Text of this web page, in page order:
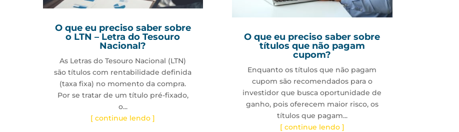
O que eu preciso saber sobre
o LTN – Letra do Tesouro
Nacional?
As Letras do Tesouro Nacional (LTN)
são títulos com rentabilidade definida
(taxa fixa) no momento da compra.
Por se tratar de um título pré-fixado,
o...
[ continue lendo ]
O que eu preciso saber sobre
títulos que não pagam
cupom?
Enquanto os títulos que não pagam
cupom são recomendados para o
investidor que busca oportunidade de
ganho, pois oferecem maior risco, os
títulos que pagam...
[ continue lendo ]